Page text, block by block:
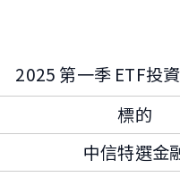
2025 第一季 ETF投
標的
中信特選金